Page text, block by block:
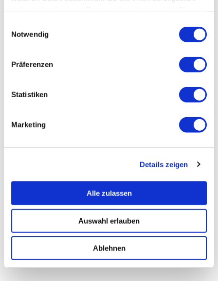
Notwendig
Präferenzen
Statistiken
Marketing
Details zeigen
Alle zulassen
Auswahl erlauben
Ablehnen